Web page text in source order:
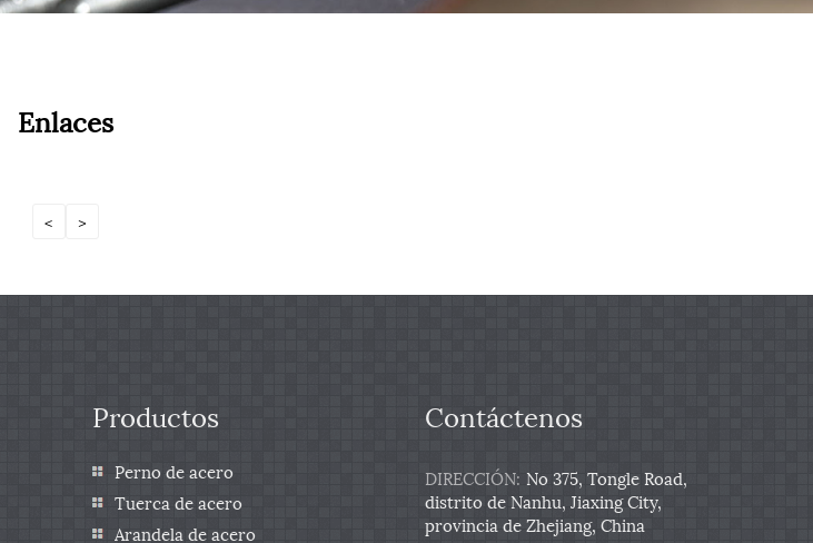
Enlaces
< >
Productos
Perno de acero
Tuerca de acero
Arandela de acero
Contáctenos
DIRECCIÓN: No 375, Tongle Road,
distrito de Nanhu, Jiaxing City,
provincia de Zhejiang, China